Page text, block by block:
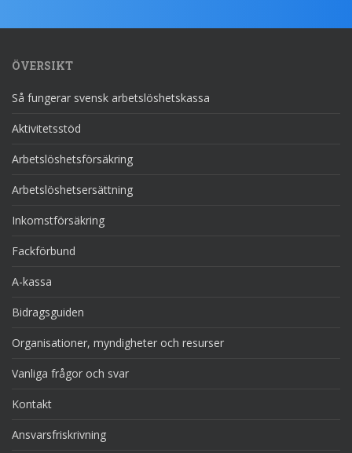
ÖVERSIKT
Så fungerar svensk arbetslöshetskassa
Aktivitetsstöd
Arbetslöshetsförsäkring
Arbetslöshetsersättning
Inkomstförsäkring
Fackförbund
A-kassa
Bidragsguiden
Organisationer, myndigheter och resurser
Vanliga frågor och svar
Kontakt
Ansvarsfriskrivning